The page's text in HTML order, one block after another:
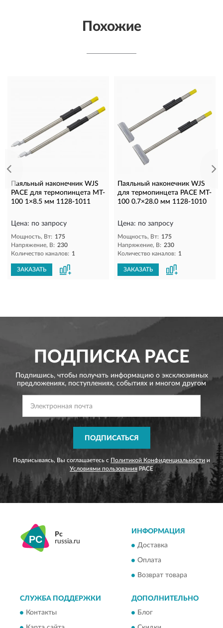
Похожие
Паяльный наконечник WJS
PACE для термопинцета MT-
100 1×8.5 мм 1128-1011
Цена: по запросу
Мощность, Вт: 175
Напряжение, В: 230
Количество каналов: 1
ЗАКАЗАТЬ
Паяльный наконечник WJS
для термопинцета PACE MT-
100 0.7×28.0 мм 1128-1010
Цена: по запросу
Мощность, Вт: 175
Напряжение, В: 230
Количество каналов: 1
ЗАКАЗАТЬ
ПОДПИСКАPACE
Подпишись, чтобы получать информацию о эксклюзивных
предложениях, поступлениях, событиях и многом другом
ПОДПИСАТЬСЯ
Подписываясь, Вы соглашаетесь с Политикой Конфиденциальности и
Условиями пользования PACE
Pc
russia.ru
ИНФОРМАЦИЯ
Доставка
Оплата
Возврат товара
СЛУЖБА ПОДДЕРЖКИ
Контакты
ДОПОЛНИТЕЛЬНО
Блог